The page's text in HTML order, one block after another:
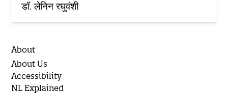
डॉ. लेनिन रघुवंशी
About
About Us
Accessibility
NL Explained